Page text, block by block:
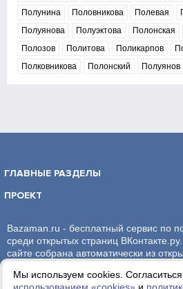
Мы используем cookies. Согласиться
Полунина
Половникова Полевая
Полуянова
Полуэктова Полонская
Полозов
Политова Поликарпов
Полковникова
Полонский Полуянов
ГЛАВНЫЕ РАЗДЕЛЫ
ПРОЕКТ
Bazaman.ru - бесплатный сервис по
среди открытых страниц
сайте собрана автоматически из
администрация сайта ответственности